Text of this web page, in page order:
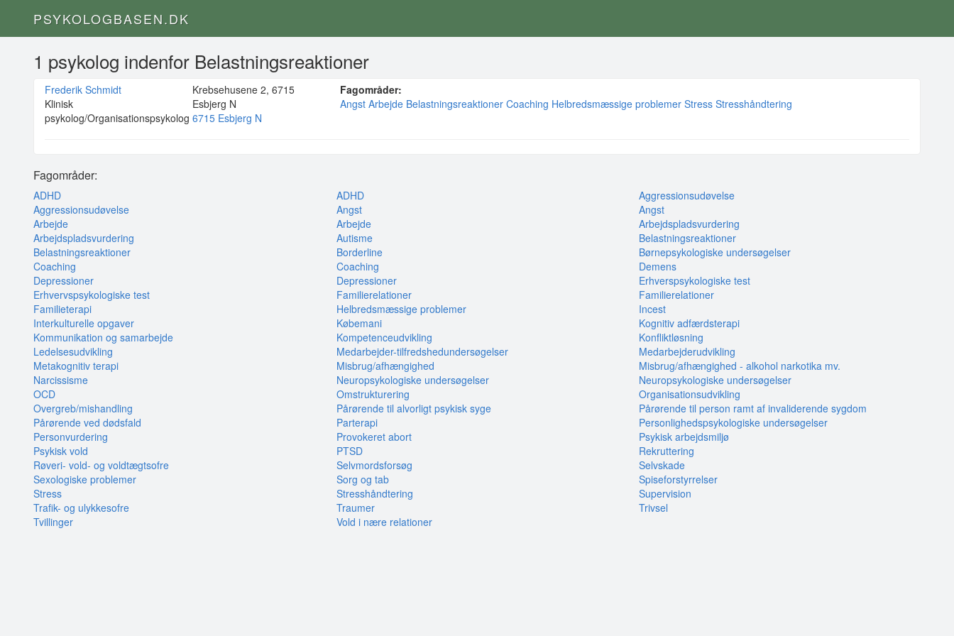
PSYKOLOGBASEN.DK
1 psykolog indenfor Belastningsreaktioner
Frederik Schmidt
Klinisk
psykolog/Organisationspsykolog
Krebsehusene 2, 6715
Esbjerg N
6715 Esbjerg N
Fagområder:
Angst Arbejde Belastningsreaktioner Coaching Helbredsmæssige problemer Stress Stresshåndtering
Fagområder:
ADHD ADHD
Aggressionsudøvelse
Aggressionsudøvelse
Angst
Angst
Arbejde
Arbejde
Arbejdspladsvurdering
Arbejdspladsvurdering
Autisme
Belastningsreaktioner
Belastningsreaktioner
Borderline
Børnepsykologiske undersøgelser
Coaching
Coaching
Demens
Depressioner
Depressioner
Erhverspsykologiske test
Erhvervspsykologiske test
Familierelationer
Familierelationer
Familieterapi
Helbredsmæssige problemer
Incest
Interkulturelle opgaver
Købemani
Kognitiv adfærdsterapi
Kommunikation og samarbejde
Kompetenceudvikling
Konfliktløsning
Ledelsesudvikling
Medarbejder-tilfredshedundersøgelser
Medarbejderudvikling
Metakognitiv terapi
Misbrug/afhængighed
Misbrug/afhængighed - alkohol narkotika mv.
Narcissisme
Neuropsykologiske undersøgelser
Neuropsykologiske undersøgelser
OCD
Omstrukturering
Organisationsudvikling
Overgreb/mishandling
Pårørende til alvorligt psykisk syge
Pårørende til person ramt af invaliderende sygdom
Pårørende ved dødsfald
Parterapi
Personlighedspsykologiske undersøgelser
Personvurdering
Provokeret abort
Psykisk arbejdsmiljø
Psykisk vold
PTSD
Rekruttering
Røveri- vold- og voldtægtsofre
Selvmordsforsøg
Selvskade
Sexologiske problemer
Sorg og tab
Spiseforstyrrelser
Stress
Stresshåndtering
Supervision
Trafik- og ulykkesofre
Traumer
Trivsel
Tvillinger
Vold i nære relationer